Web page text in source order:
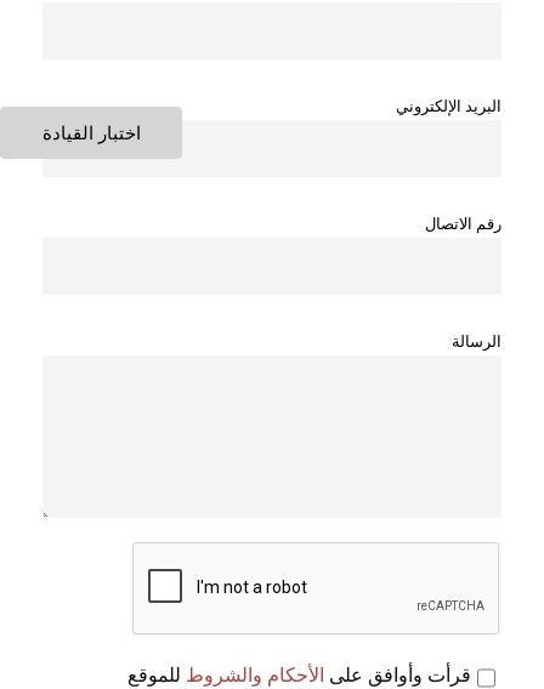
اختبار القيادة
البريد الإلكتروني
رقم الاتصال
الرسالة
قرأت وأوافق على الأحكام والشروط للموقع